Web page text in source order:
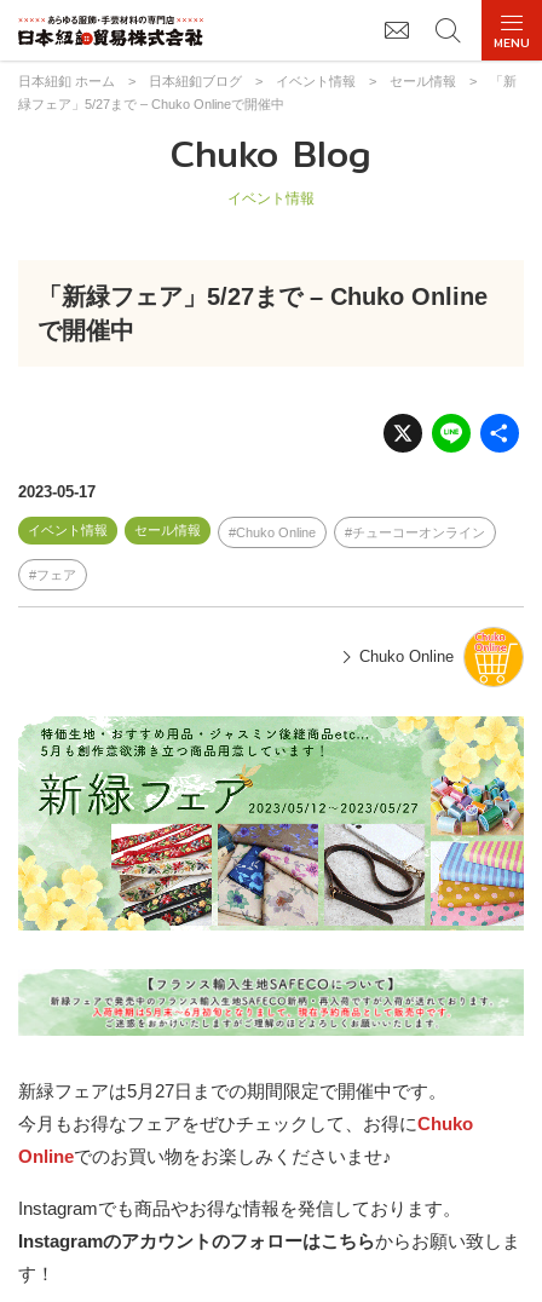
日本紐釦 ホーム > 日本紐釦ブログ > イベント情報 > セール情報 >
「新
緑フェア」5/27まで – Chuko Onlineで開催中
Chuko Blog
イベント情報
「新緑フェア」5/27まで – Chuko Online
で開催中
X Li
n
2023-05-17
イベント情報 セール情報 Chuko Online チューコーオンライン
フェア
Chuko Online
新緑フェアは5月27日までの期間限定で開催中です。
今月もお得なフェアをぜひチェックして、お得にChuko
Onlineでのお買い物をお楽しみくださいませ♪
Instagramでも商品やお得な情報を発信しております。
Instagramのアカウントのフォローはこちらからお願い致しま
す！